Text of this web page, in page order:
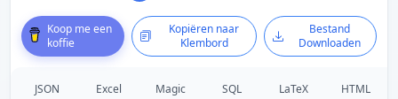
Koop me een
koffie
Kopiëren naar
Klembord
Bestand
Downloaden
JSON Excel Magic SQL LaTeX HTML